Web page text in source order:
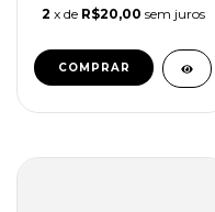
2 x de R$20,00 sem juros
COMPRAR